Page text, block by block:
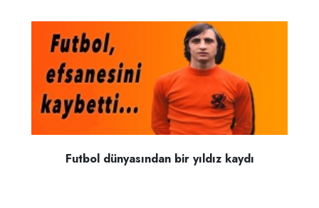
Futbol dünyasından bir yıldız kaydı